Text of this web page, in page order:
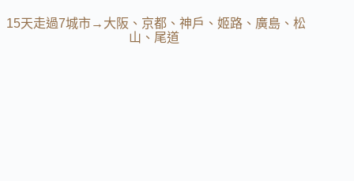
15天走過7城市→大阪、京都、神戶、姬路、廣島、松
山、尾道